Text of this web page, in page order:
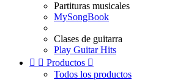
Partituras musicales
MySongBook
Clases de guitarra
Play Guitar Hits
  Productos 
Todos los productos